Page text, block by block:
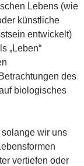
Lebens (wie
künstliche
entwickelt)
„Leben“
des
biologisches
solange wir uns
vertiefen oder